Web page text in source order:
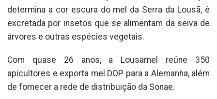
determina a cor escura do mel da Serra da Lousã, é
excretada por insetos que se alimentam da seiva de
árvores e outras espécies vegetais.
Com quase 26 anos, a Lousamel reúne 350
apicultores e exporta mel DOP para a Alemanha, além
de fornecer a rede de distribuição da Sonae.